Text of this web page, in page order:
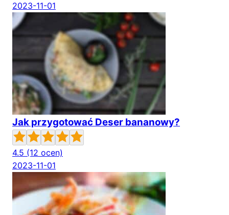
2023-11-01
Jak przygotować Deser bananowy?
4.5 (12 ocen)
2023-11-01